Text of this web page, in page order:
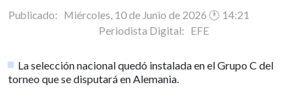
Publicado: Miércoles, 10 de Junio de 2026 🕐 14:21
Periodista Digital: EFE
La selección nacional quedó instalada en el Grupo C del
torneo que se disputará en Alemania.